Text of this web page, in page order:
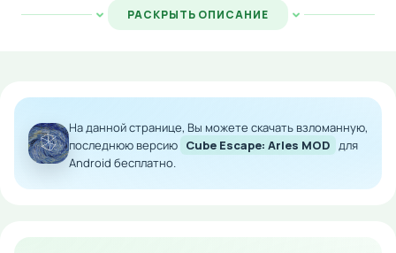
собрать необходимые материалы: краски, кисти и другие
инструменты. Каждый найденный предмет может
Игра привлекает игроков оригинальным стилем
оформления, интуитивным интерфейсом и продуманными
логическими задачами, которые заставляют думать и
анализировать происходящее.
РАСКРЫТЬ ОПИСАНИЕ
На данной странице, Вы можете скачать взломанную,
последнюю версию Cube Escape: Arles MOD для
Android бесплатно.